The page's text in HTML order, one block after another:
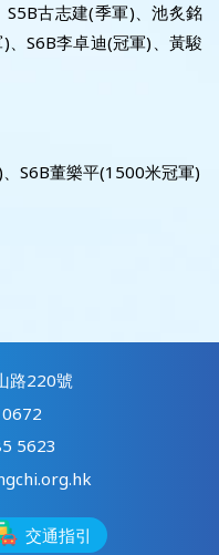
古志建(季軍)、池炙銘
S6B李卓迪(冠軍)、黃駿
S6B董樂平(1500米冠軍)
路220號
5623
交通指引